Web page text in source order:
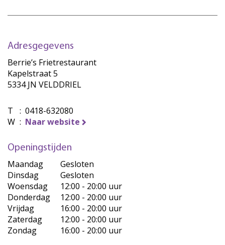
Adresgegevens
Berrie’s Frietrestaurant
Kapelstraat 5
5334 JN VELDDRIEL
T : 0418-632080
W : Naar website
Openingstijden
Maandag
Gesloten
Dinsdag
Gesloten
Woensdag
12:00 - 20:00 uur
Donderdag
12:00 - 20:00 uur
Vrijdag
16:00 - 20:00 uur
Zaterdag
12:00 - 20:00 uur
Zondag
16:00 - 20:00 uur